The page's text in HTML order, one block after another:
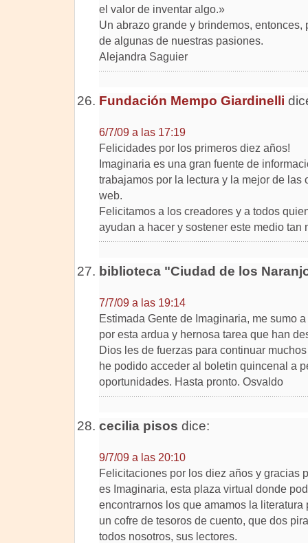
el valor de inventar algo.»
Un abrazo grande y brindemos,
de algunas de nuestras pasiones.
Alejandra Saguier
Fundación Mempo Giardinelli
6/7/09 a las 17:19
Felicidades por los primeros diez años!
Imaginaria es una gran fuente de
trabajamos por la lectura y la mejor de las
web.
Felicitamos a los creadores y a todos
ayudan a hacer y sostener este medio tan
biblioteca "Ciudad de los
7/7/09 a las 19:14
Estimada Gente de Imaginaria, me sumo
por esta ardua y hernosa tarea que han
Dios les de fuerzas para continuar
he podido acceder al boletin quincenal a
oportunidades. Hasta pronto. Osvaldo
cecilia pisos dice:
9/7/09 a las 20:10
Felicitaciones por los diez años y gracias
es Imaginaria, esta plaza virtual donde
encontrarnos los que amamos la
un cofre de tesoros de cuento, que dos
todos nosotros, sus lectores.